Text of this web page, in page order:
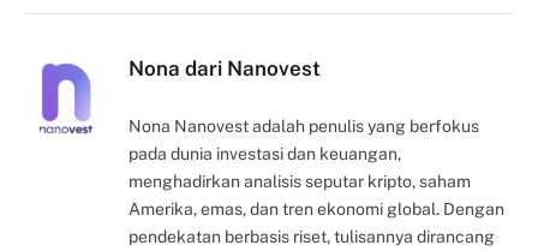
Nona dari Nanovest
Nona Nanovest adalah penulis yang berfokus
pada dunia investasi dan keuangan,
menghadirkan analisis seputar kripto, saham
Amerika, emas, dan tren ekonomi global. Dengan
pendekatan berbasis riset, tulisannya dirancang